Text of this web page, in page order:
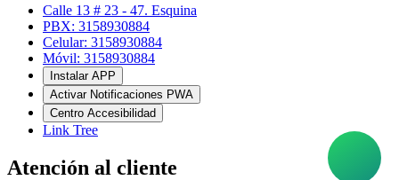
Calle 13 # 23 - 47. Esquina
PBX: 3158930884
Celular: 3158930884
Móvil: 3158930884
Instalar APP
Activar Notificaciones PWA
Centro Accesibilidad
Link Tree
Atención al cliente